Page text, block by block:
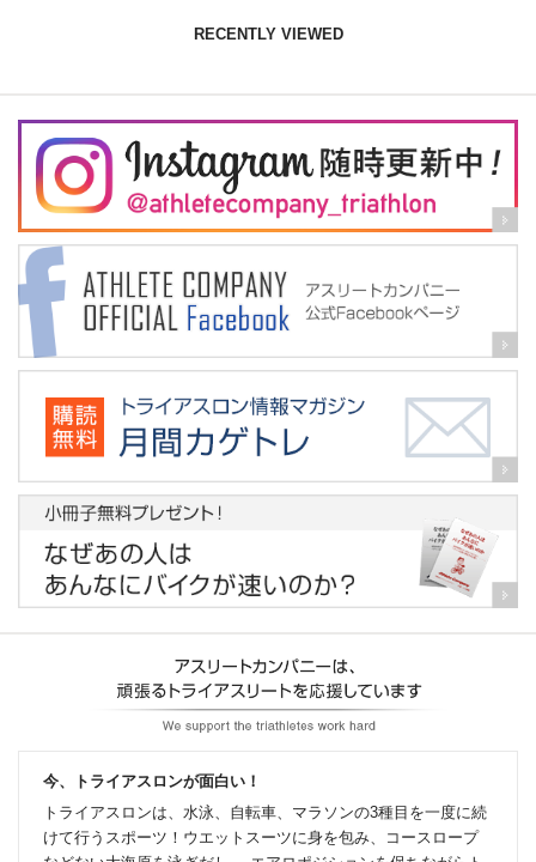
RECENTLY VIEWED
今、トライアスロンが面白い！
トライアスロンは、水泳、自転車、マラソンの3種目を一度に続
けて行うスポーツ！ウエットスーツに身を包み、コースロープ